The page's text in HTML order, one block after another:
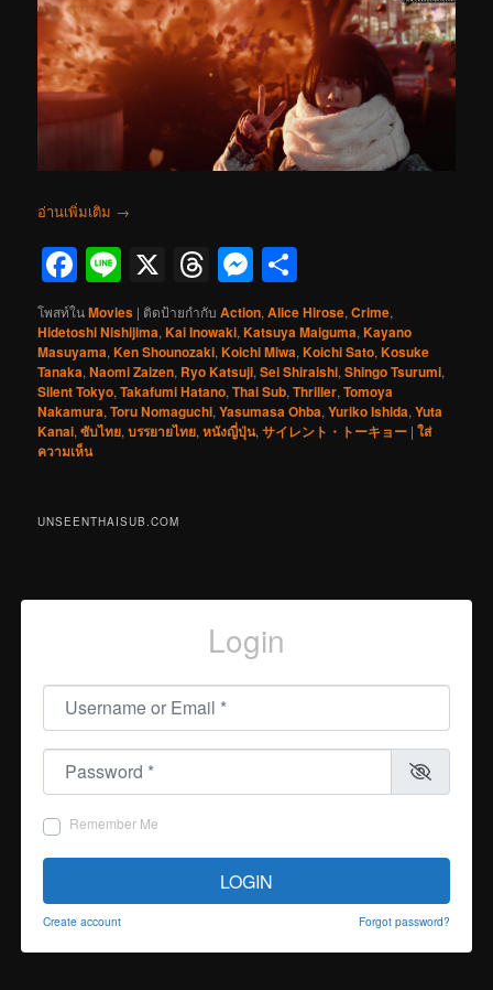
อ่านเพิ่มเติม →
Facebook
Line
X Threads
Messenger
โพสท์ในMovies | ติดป้ายกำกับ Action,Alice Hirose,Crime,
Hidetoshi Nishijima,Kai Inowaki,Katsuya Maiguma,Kayano
Masuyama,Ken Shounozaki,Koichi Miwa,Koichi Sato,Kosuke
Tanaka,Naomi Zaizen, Ryo Katsuji,Sei Shiraishi,Shingo Tsurumi,
Silent Tokyo,Takafumi Hatano,Thai Sub,Thriller,Tomoya
Nakamura,Toru Nomaguchi,Yasumasa Ohba,Yuriko Ishida,Yuta
Kanai,ซับไทย,บรรยายไทย,หนังญี่ปุ่น,サイレント・トーキョー |ใส่
ความเห็น
UNSEENTHAISUB.COM
Login
Username or Email
Password
Remember Me
LOGIN
Create account Forgot password?